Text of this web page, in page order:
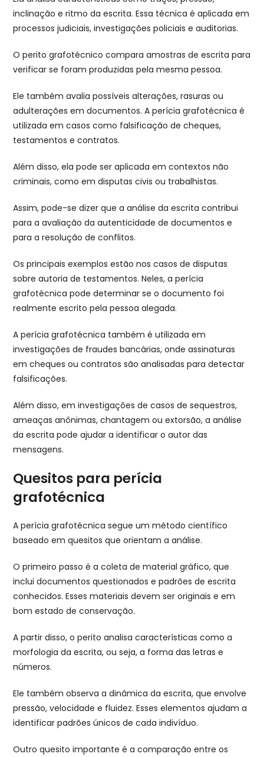
inclinação e ritmo da escrita. Essa técnica é aplicada em
processos judiciais, investigações policiais e auditorias.
O perito grafotécnico compara amostras de escrita para
verificar se foram produzidas pela mesma pessoa.
Ele também avalia possíveis alterações, rasuras ou
adulterações em documentos. A perícia grafotécnica é
utilizada em casos como falsificação de cheques,
testamentos e contratos.
Além disso, ela pode ser aplicada em contextos não
criminais, como em disputas civis ou trabalhistas.
Assim, pode-se dizer que a análise da escrita contribui
para a avaliação da autenticidade de documentos e
para a resolução de conflitos.
Os principais exemplos estão nos casos de disputas
sobre autoria de testamentos. Neles, a perícia
grafotécnica pode determinar se o documento foi
realmente escrito pela pessoa alegada.
A perícia grafotécnica também é utilizada em
investigações de fraudes bancárias, onde assinaturas
em cheques ou contratos são analisadas para detectar
falsificações.
Além disso, em investigações de casos de sequestros,
ameaças anônimas, chantagem ou extorsão, a análise
da escrita pode ajudar a identificar o autor das
mensagens.
Quesitos para perícia
grafotécnica
A perícia grafotécnica segue um método científico
baseado em quesitos que orientam a análise.
O primeiro passo é a coleta de material gráfico, que
inclui documentos questionados e padrões de escrita
conhecidos. Esses materiais devem ser originais e em
bom estado de conservação.
A partir disso, o perito analisa características como a
morfologia da escrita, ou seja, a forma das letras e
números.
Ele também observa a dinâmica da escrita, que envolve
pressão, velocidade e fluidez. Esses elementos ajudam a
identificar padrões únicos de cada indivíduo.
Outro quesito importante é a comparação entre os